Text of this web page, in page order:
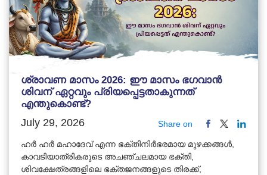
ശ്രാവണ മാസം 2026: ഈ മാസം ഭഗവാൻ
ശിവന് ഏറ്റവും പ്രിയപ്പെട്ടതാകുന്നത്
എന്തുകൊണ്ട്?
July 29, 2026 Share on
ഹർ ഹർ മഹാദേവ് എന്ന ഭക്തിനിർഭരമായ മുഴക്കങ്ങൾ,
കാവടിയാത്രികരുടെ അചഞ്ചലമായ ഭക്തി,
ശിവക്ഷേത്രങ്ങളിലെ ഭക്തജനങ്ങളുടെ തിരക്ക്,